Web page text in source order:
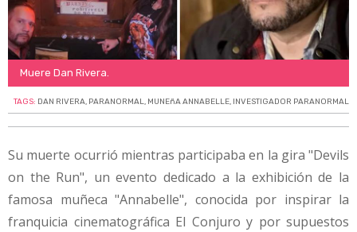
Muere Dan Rivera.
TAGS: DAN RIVERA, PARANORMAL, MUNEñA ANNABELLE, INVESTIGADOR PARANORMAL
Su muerte ocurrió mientras participaba en la gira "Devils
on the Run", un evento dedicado a la exhibición de la
famosa muñeca "Annabelle", conocida por inspirar la
franquicia cinematográfica El Conjuro y por supuestos